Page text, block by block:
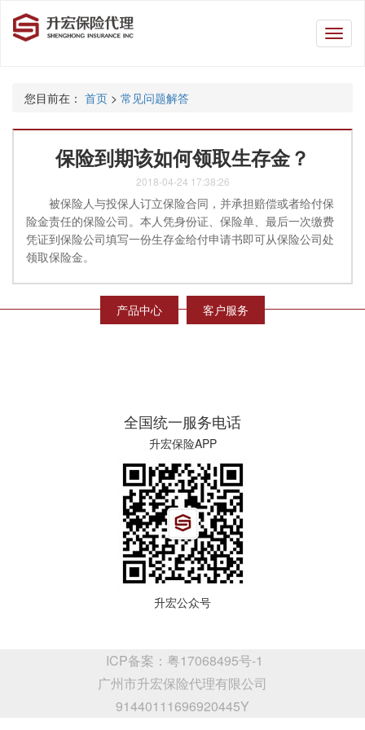
升
宏
您目前在： 首页 > 常见问题解答
保险到期该如何领取生存金？
2018-04-24 17:38:26
被保险人与投保人订立保险合同，并承担赔偿或者给付保
险金责任的保险公司。本人凭身份证、保险单、最后一次缴费
凭证到保险公司填写一份生存金给付申请书即可从保险公司处
领取保险金。
产品中心 客户服务
全国统一服务电话
升宏保险APP
升宏公众号
ICP备案：粤17068495号-1
广州市升宏保险代理有限公司
91440111696920445Y